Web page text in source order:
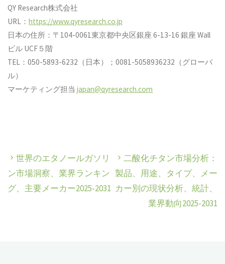
QY Research株式会社
URL：https://www.qyresearch.co.jp
日本の住所：〒104-0061東京都中央区銀座 6-13-16 銀座 Wall
ビル UCF５階
TEL：050-5893-6232（日本）；0081-5058936232（グローバ
ル）
マーケティング担当japan@qyresearch.com
世界のエタノールガソリ
ン市場洞察、業界ランキン
グ、主要メーカー2025-2031
二酸化チタン市場分析：
製品、用途、タイプ、メー
カー別の現状分析、統計、
業界動向2025-2031